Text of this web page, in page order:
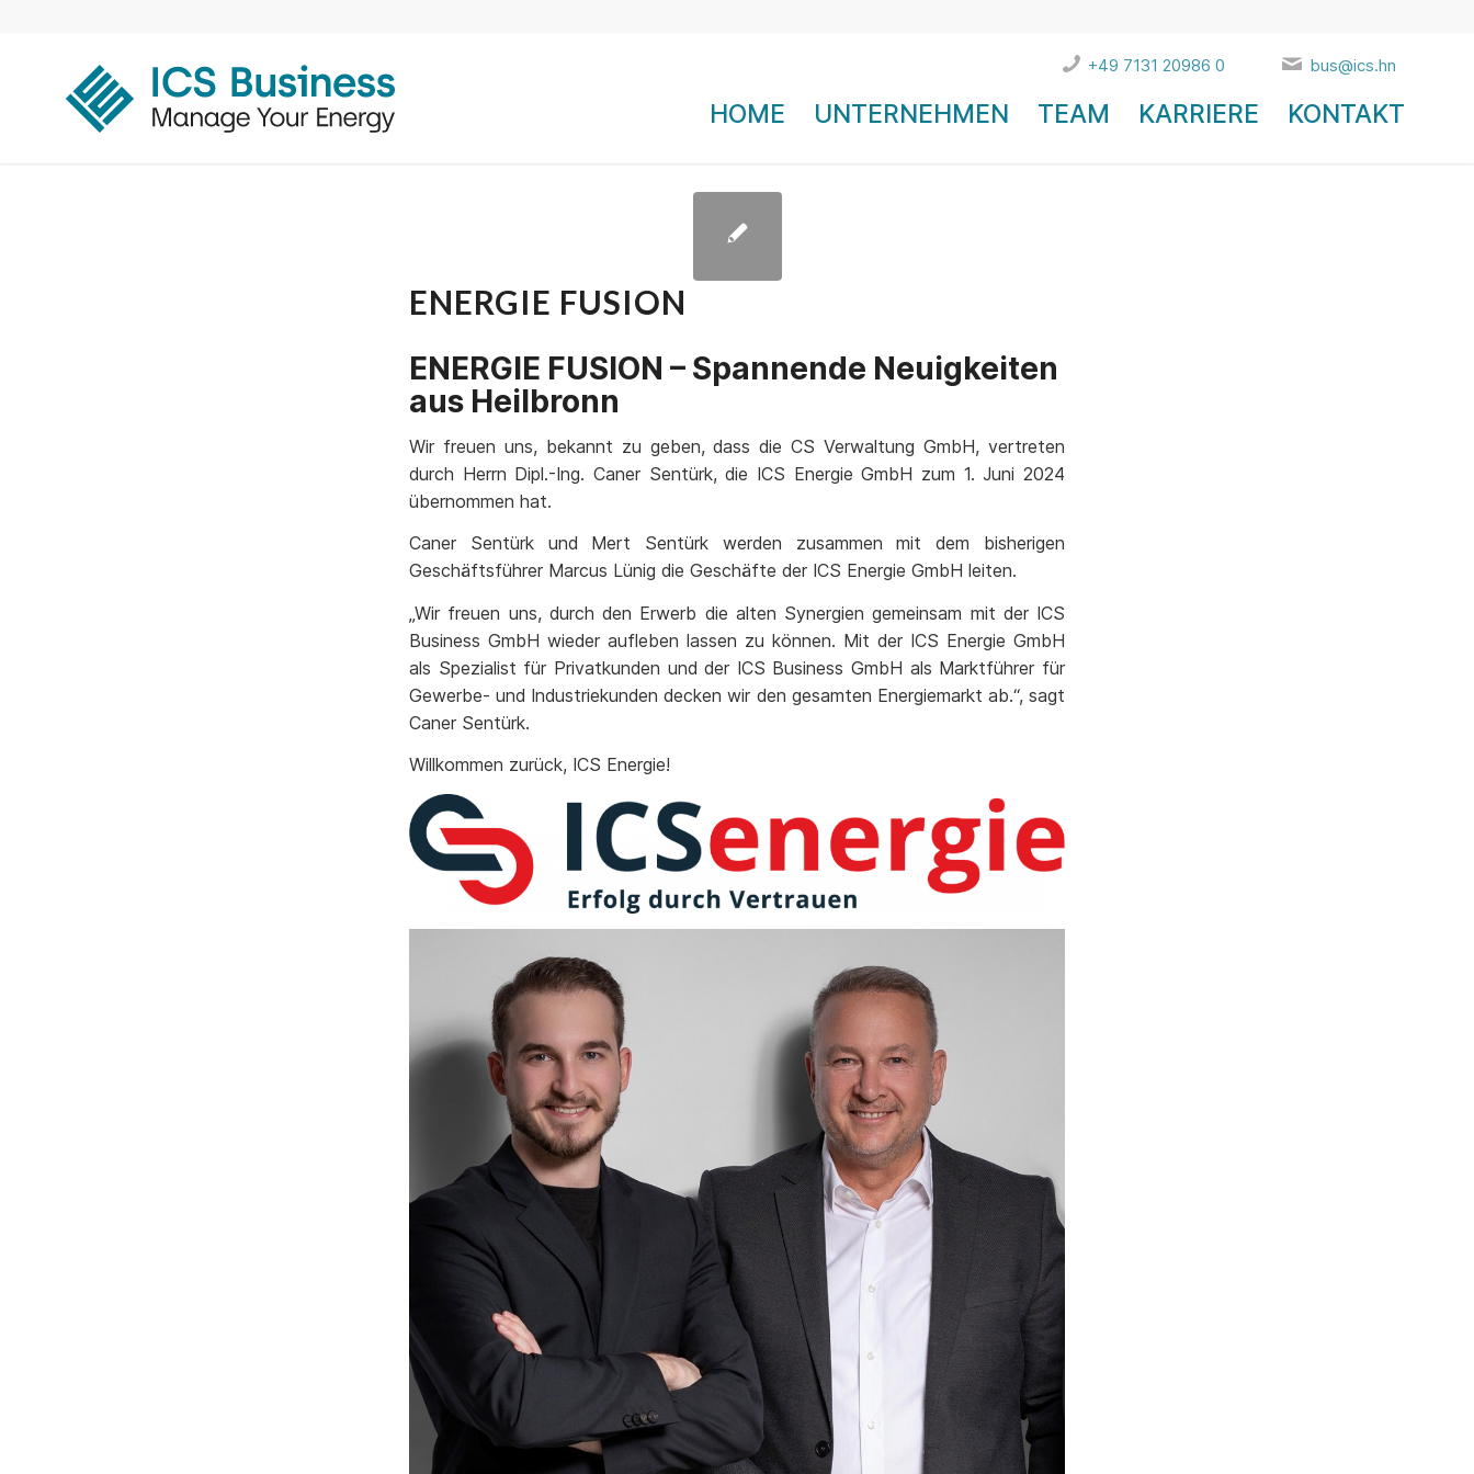
HOME UNTERNEHMEN TEAM KARRIERE KONTAKT
+49 7131 20986 0 bus@ics.hn
ENERGIE FUSION
ENERGIE FUSION – Spannende Neuigkeiten
aus Heilbronn
Wir freuen uns, bekannt zu geben, dass die CS Verwaltung GmbH, vertreten
durch Herrn Dipl.-Ing. Caner Sentürk, die ICS Energie GmbH zum 1. Juni 2024
übernommen hat.
Caner Sentürk und Mert Sentürk werden zusammen mit dem bisherigen
Geschäftsführer Marcus Lünig die Geschäfte der ICS Energie GmbH leiten.
„Wir freuen uns, durch den Erwerb die alten Synergien gemeinsam mit der ICS
Business GmbH wieder aufleben lassen zu können. Mit der ICS Energie GmbH
als Spezialist für Privatkunden und der ICS Business GmbH als Marktführer für
Gewerbe- und Industriekunden decken wir den gesamten Energiemarkt ab.“, sagt
Caner Sentürk.
Willkommen zurück, ICS Energie!